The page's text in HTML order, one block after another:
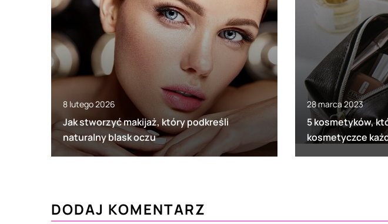
8 lutego 2026
Jak stworzyć makijaż, który podkreśli
naturalny blask oczu
28 marca 2023
5 kosmetyków,
kosmetyczce
DODAJ KOMENTARZ